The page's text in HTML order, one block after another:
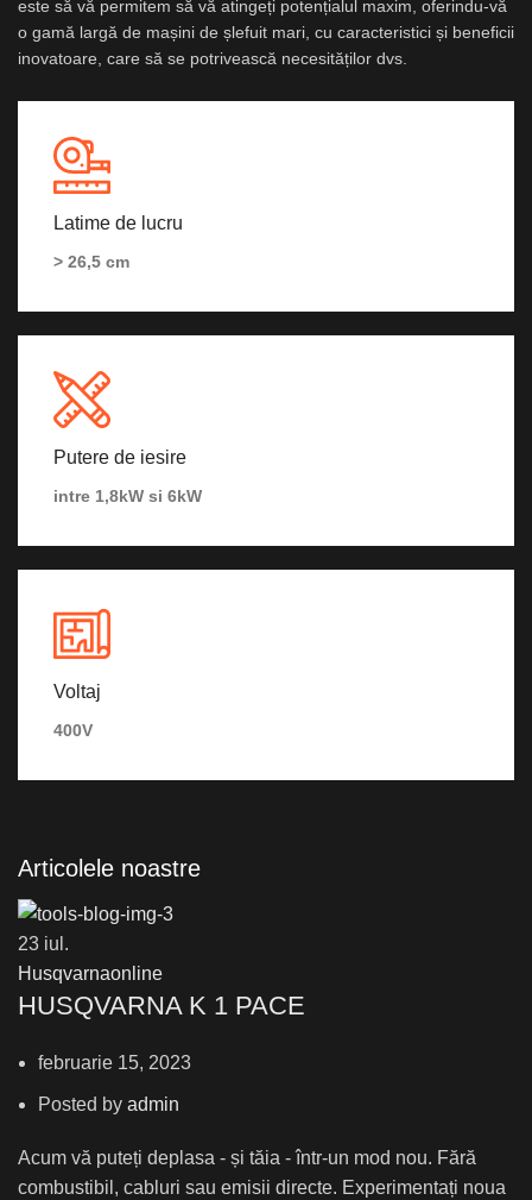
este să vă permitem să vă atingeți potențialul maxim, oferindu-vă
o gamă largă de mașini de șlefuit mari, cu caracteristici și beneficii
inovatoare, care să se potrivească necesităților dvs.
Latime de lucru
> 26,5 cm
Putere de iesire
intre 1,8kW si 6kW
Voltaj
400V
Articolele noastre
23 iul.
Husqvarnaonline
HUSQVARNA K 1 PACE
februarie 15, 2023
Posted by admin
Acum vă puteți deplasa - și tăia - într-un mod nou. Fără
combustibil, cabluri sau emisii directe. Experimentați noua